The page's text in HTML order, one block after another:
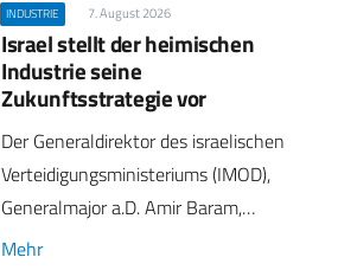
INDUSTRIE 7. August 2026
Israel stellt der heimischen
Industrie seine
Zukunftsstrategie vor
Der Generaldirektor des israelischen
Verteidigungsministeriums (IMOD),
Generalmajor a.D. Amir Baram,…
Mehr